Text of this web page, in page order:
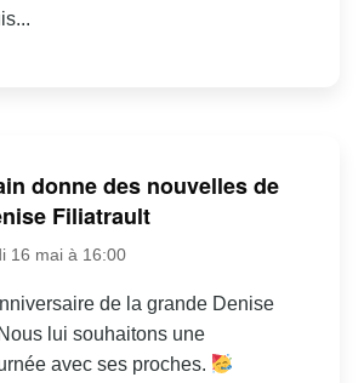
donne des nouvelles de
Filiatrault
16 mai à 16:00
de la grande Denise
Nous lui souhaitons une
avec ses proches.